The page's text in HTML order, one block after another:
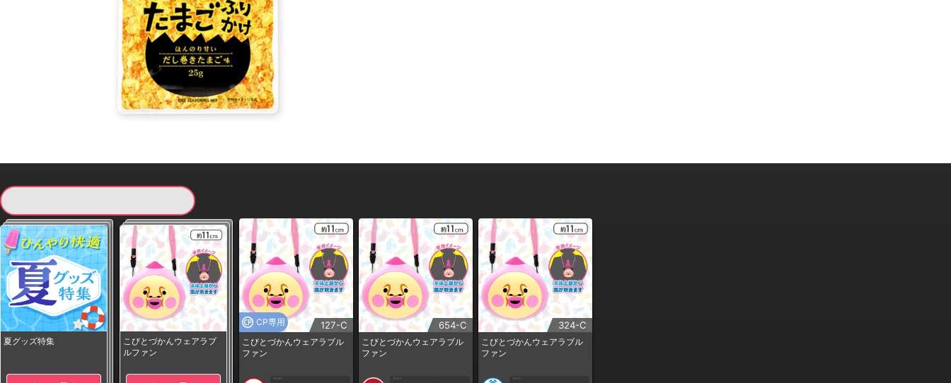
夏グッズ特集
こびとづかんウェアラブ
ルファン
CP専用 127-C
こびとづかんウェアラブル
ファン
1PLAY
654-C
こびとづかんウェアラブル
ファン
1PLAY
324-C
こびとづかんウェアラブル
ファン
1PLAY